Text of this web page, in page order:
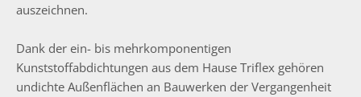
auszeichnen.
Dank der ein- bis mehrkomponentigen
Kunststoffabdichtungen aus dem Hause Triflex gehören
undichte Außenflächen an Bauwerken der Vergangenheit